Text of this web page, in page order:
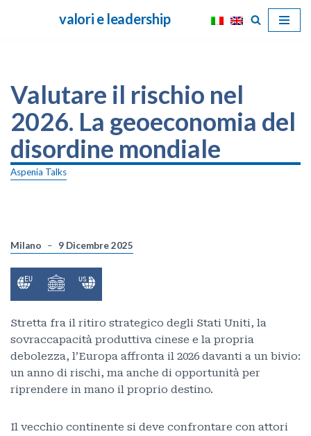
valori e leadership
Valutare il rischio nel
2026. La geoeconomia del
disordine mondiale
Aspenia Talks
Milano 9 Dicembre 2025
Stretta fra il ritiro strategico degli Stati Uniti, la
sovraccapacità produttiva cinese e la propria
debolezza, l’Europa affronta il 2026 davanti a un bivio:
un anno di rischi, ma anche di opportunità per
riprendere in mano il proprio destino.
Il vecchio continente si deve confrontare con attori